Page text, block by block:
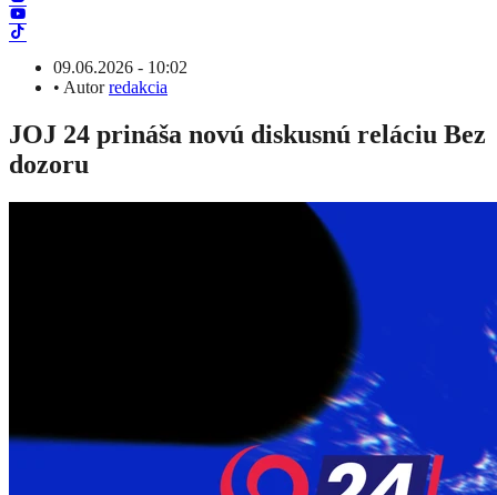
09.06.2026 - 10:02
• Autorredakcia
JOJ 24 prináša novú diskusnú reláciu Bez
dozoru